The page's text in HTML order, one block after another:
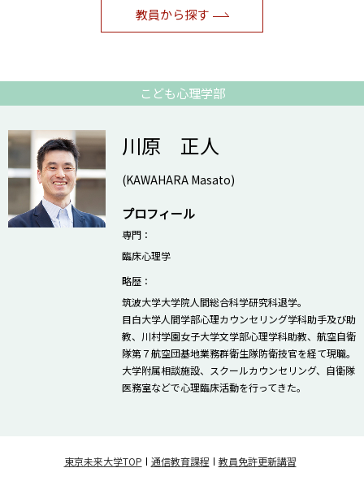
教員から探す
こども心理学部
川原 正人
(KAWAHARA Masato)
プロフィール
専門：
臨床心理学
略歴：
筑波大学大学院人間総合科学研究科退学。
目白大学人間学部心理カウンセリング学科助手及び助
教、川村学園女子大学文学部心理学科助教、航空自衛
隊第７航空団基地業務群衛生隊防衛技官を経て現職。
大学附属相談施設、スクールカウンセリング、自衛隊
医務室などで心理臨床活動を行ってきた。
東京未来大学TOP 通信教育課程 教員免許更新講習